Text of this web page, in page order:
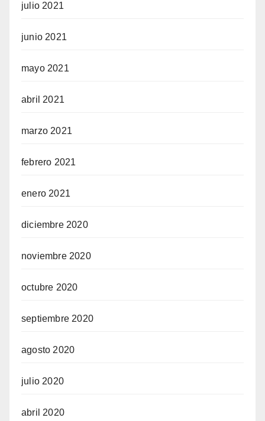
julio 2021
junio 2021
mayo 2021
abril 2021
marzo 2021
febrero 2021
enero 2021
diciembre 2020
noviembre 2020
octubre 2020
septiembre 2020
agosto 2020
julio 2020
abril 2020